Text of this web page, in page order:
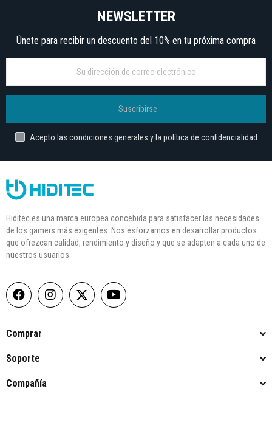
NEWSLETTER
Únete para recibir un descuento del 10% en tu próxima compra
Suscribirse
Acepto las condiciones generales y la política de confidencialidad
Hiditec es una marca europea concebida para satisfacer las necesidades
de los gamers más exigentes. Nos esforzamos en desarrollar productos
que ofrezcan calidad, rendimiento y diseño y que se adapten a cada uno de
nuestros usuarios.
Comprar
Soporte
Compañía